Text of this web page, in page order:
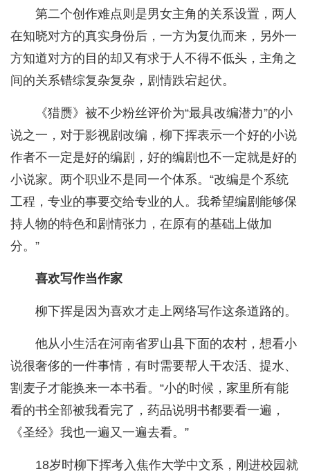
第二个创作难点则是男女主角的关系设置，两人
在知晓对方的真实身份后，一方为复仇而来，另外一
方知道对方的目的却又有求于人不得不低头，主角之
间的关系错综复杂复杂，剧情跌宕起伏。
《猎赝》被不少粉丝评价为“最具改编潜力”的小
说之一，对于影视剧改编，柳下挥表示一个好的小说
作者不一定是好的编剧，好的编剧也不一定就是好的
小说家。两个职业不是同一个体系。“改编是个系统
工程，专业的事要交给专业的人。我希望编剧能够保
持人物的特色和剧情张力，在原有的基础上做加
分。”
喜欢写作当作家
柳下挥是因为喜欢才走上网络写作这条道路的。
他从小生活在河南省罗山县下面的农村，想看小
说很奢侈的一件事情，有时需要帮人干农活、提水、
割麦子才能换来一本书看。“小的时候，家里所有能
看的书全部被我看完了，药品说明书都要看一遍，
《圣经》我也一遍又一遍去看。”
18岁时柳下挥考入焦作大学中文系，刚进校园就